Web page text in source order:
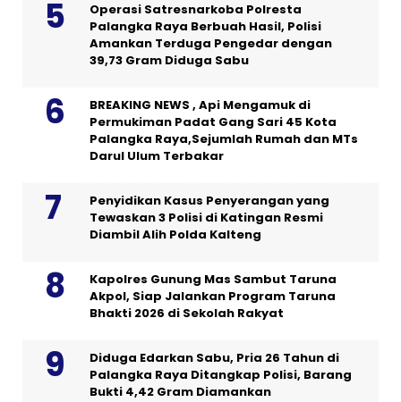
Operasi Satresnarkoba Polresta
Palangka Raya Berbuah Hasil, Polisi
Amankan Terduga Pengedar dengan
39,73 Gram Diduga Sabu
BREAKING NEWS , Api Mengamuk di
Permukiman Padat Gang Sari 45 Kota
Palangka Raya,Sejumlah Rumah dan MTs
Darul Ulum Terbakar
Penyidikan Kasus Penyerangan yang
Tewaskan 3 Polisi di Katingan Resmi
Diambil Alih Polda Kalteng
Kapolres Gunung Mas Sambut Taruna
Akpol, Siap Jalankan Program Taruna
Bhakti 2026 di Sekolah Rakyat
Diduga Edarkan Sabu, Pria 26 Tahun di
Palangka Raya Ditangkap Polisi, Barang
Bukti 4,42 Gram Diamankan